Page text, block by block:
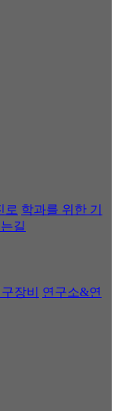
로 학과를 위한 기
길
장비
연구소&연